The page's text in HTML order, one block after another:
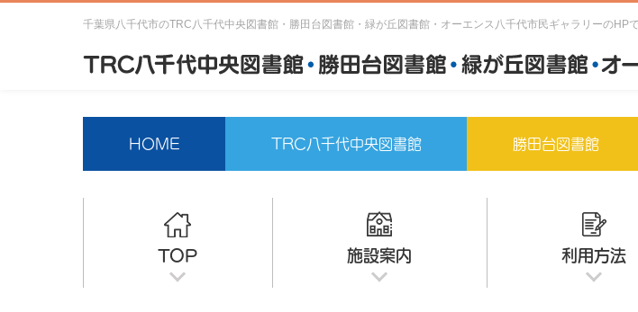
千葉県八千代市のTRC八千代中央図書館・勝田台図書館・緑が丘図書館・オーエンス八千代市民ギャラリーのHPで
HOME TRC八千代中央図書館 勝田台図書館
TOP 施設案内 利用方法